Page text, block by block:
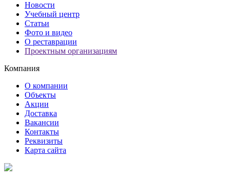
Новости
Учебный центр
Статьи
Фото и видео
О реставрации
Проектным организациям
Компания
О компании
Объекты
Акции
Доставка
Вакансии
Контакты
Реквизиты
Карта сайта